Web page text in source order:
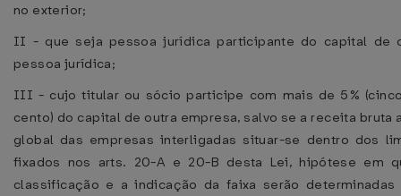
no exterior;
II - que seja pessoa jurídica participante do capital de
pessoa jurídica;
III - cujo titular ou sócio participe com mais de 5%
cento) do capital de outra empresa, salvo se a receita bruta
global das empresas interligadas situar-se dentro dos
fixados nos arts. 20-A e 20-B desta Lei, hipótese em
classificação e a indicação da faixa serão determinadas